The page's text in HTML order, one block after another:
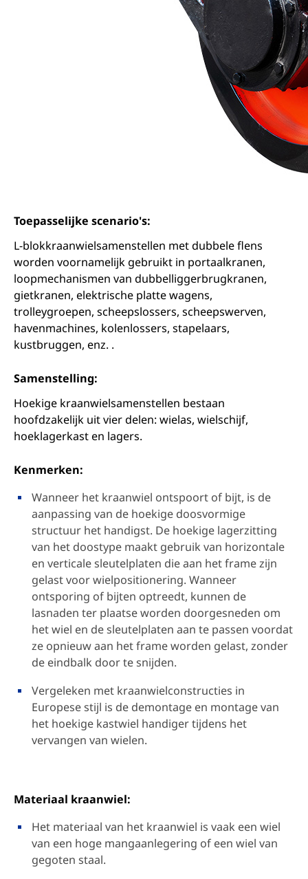
Toepasselijke scenario's:
L-blokkraanwielsamenstellen met dubbele flens
worden voornamelijk gebruikt in portaalkranen,
loopmechanismen van dubbelliggerbrugkranen,
gietkranen, elektrische platte wagens,
trolleygroepen, scheepslossers, scheepswerven,
havenmachines, kolenlossers, stapelaars,
kustbruggen, enz. .
Samenstelling:
Hoekige kraanwielsamenstellen bestaan
hoofdzakelijk uit vier delen: wielas, wielschijf,
hoeklagerkast en lagers.
Kenmerken:
Wanneer het kraanwiel ontspoort of bijt, is de
aanpassing van de hoekige doosvormige
structuur het handigst. De hoekige lagerzitting
van het doostype maakt gebruik van horizontale
en verticale sleutelplaten die aan het frame zijn
gelast voor wielpositionering. Wanneer
ontsporing of bijten optreedt, kunnen de
lasnaden ter plaatse worden doorgesneden om
het wiel en de sleutelplaten aan te passen voordat
ze opnieuw aan het frame worden gelast, zonder
de eindbalk door te snijden.
Vergeleken met kraanwielconstructies in
Europese stijl is de demontage en montage van
het hoekige kastwiel handiger tijdens het
vervangen van wielen.
Materiaal kraanwiel:
Het materiaal van het kraanwiel is vaak een wiel
van een hoge mangaanlegering of een wiel van
gegoten staal.